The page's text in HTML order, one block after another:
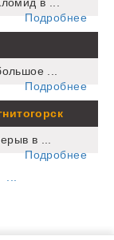
Подробнее
...
Подробнее
в ...
Подробнее